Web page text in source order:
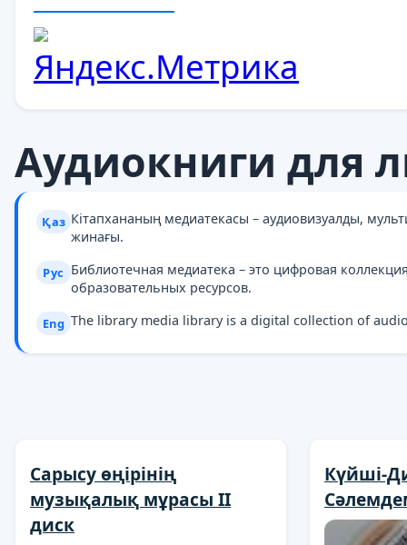
Аудиокниги для
Қаз Кітапхананың медиатекасы – аудиовизуалды,
жинағы.
Рус Библиотечная медиатека – это цифровая
образовательных ресурсов.
Eng The library media library is a digital collection of
Cарысу өңірінің
музықалық мұрасы II
диск
Күйші-